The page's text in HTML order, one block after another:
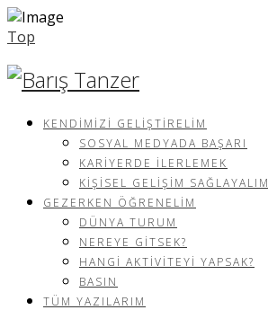
Top
KENDIMIZI GELIŞTIRELIM
SOSYAL MEDYADA BAŞARI
KARIYERDE İLERLEMEK
KIŞISEL GELIŞIM SAĞLAYALIM
GEZERKEN ÖĞRENELIM
DÜNYA TURUM
NEREYE GITSEK?
HANGI AKTIVITEYI YAPSAK?
BASIN
TÜM YAZILARIM